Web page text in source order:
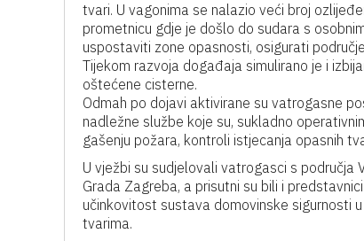
tvari. U vagonima se nalazio veći broj
prometnicu gdje je došlo do sudara s
uspostaviti zone opasnosti, osigurati
Tijekom razvoja događaja simulirano je i
oštećene cisterne.
Odmah po dojavi aktivirane su vatrogasne
nadležne službe koje su, sukladno
gašenju požara, kontroli istjecanja opasnih
U vježbi su sudjelovali vatrogasci s
Grada Zagreba, a prisutni su bili i
učinkovitost sustava domovinske sigurnosti
tvarima.